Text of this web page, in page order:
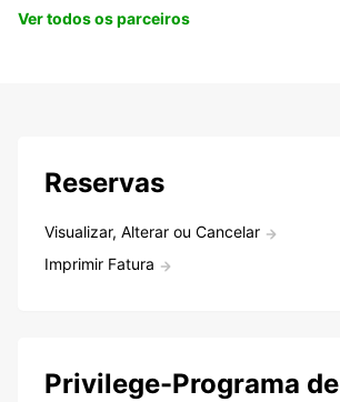
Ver todos os parceiros
Reservas
Visualizar, Alterar ou Cancelar
Imprimir Fatura
Privilege-Programa de